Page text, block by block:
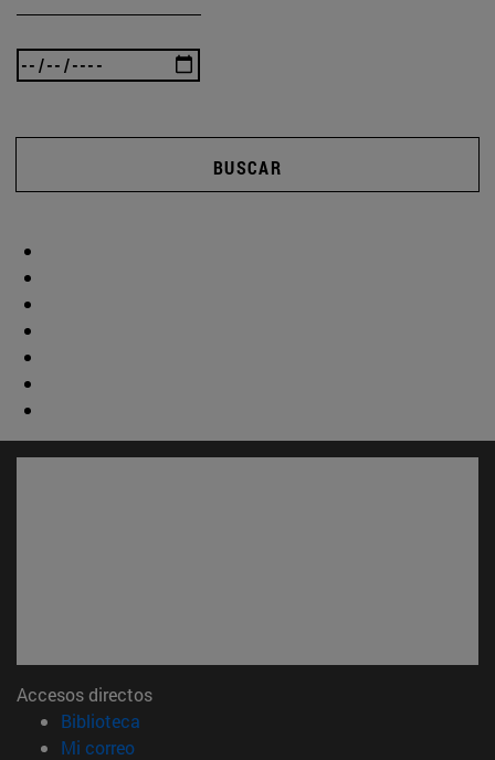
BUSCAR
Accesos directos
Biblioteca
Mi correo(abre en nueva ventana)